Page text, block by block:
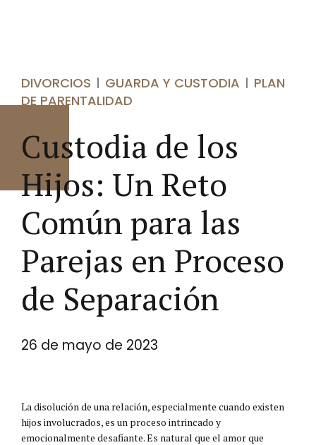
DIVORCIOS GUARDA Y CUSTODIA
PLAN
DE PARENTALIDAD
Custodia de los
Hijos: Un Reto
Común para las
Parejas en Proceso
de Separación
26 de mayo de 2023
La disolución de una relación, especialmente cuando existen
hijos involucrados, es un proceso intrincado y
emocionalmente desafiante. Es natural que el amor que